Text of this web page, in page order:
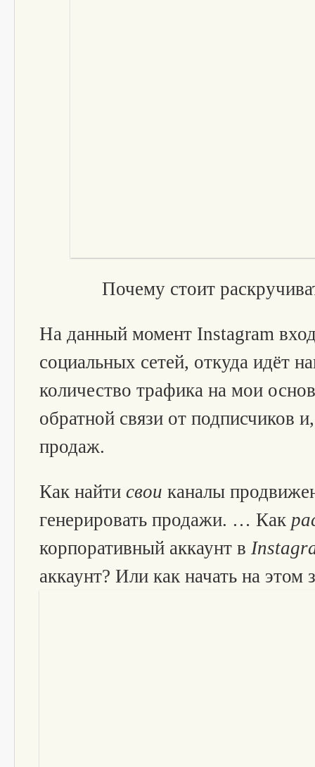
Почему стоит
На данный момент Instagram
социальных сетей, откуда идёт
количество трафика на мои
обратной связи от подписчиков
продаж.
Как найти свои каналы
генерировать продажи. … Как
корпоративный аккаунт в
аккаунт? Или как начать на этом